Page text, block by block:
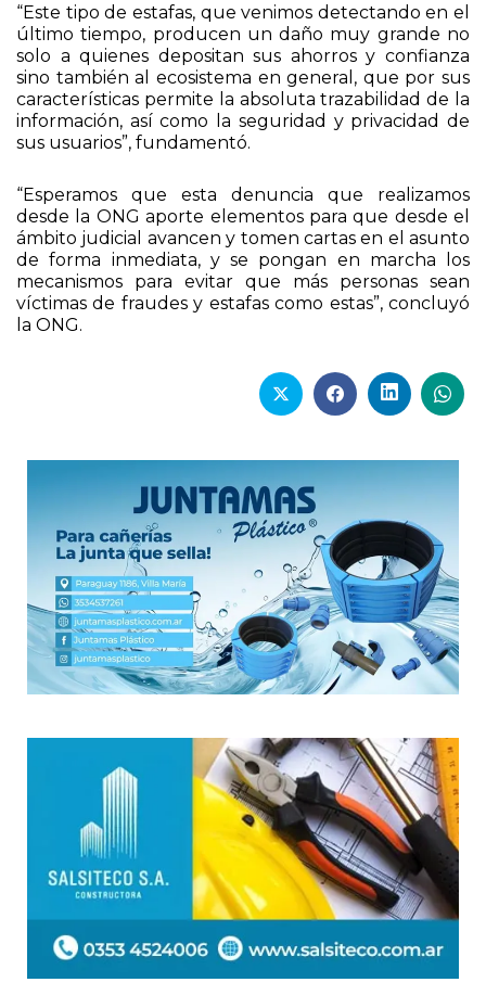
“Este tipo de estafas, que venimos detectando en el
último tiempo, producen un daño muy grande no
solo a quienes depositan sus ahorros y confianza
sino también al ecosistema en general, que por sus
características permite la absoluta trazabilidad de la
información, así como la seguridad y privacidad de
sus usuarios”, fundamentó.
“Esperamos que esta denuncia que realizamos
desde la ONG aporte elementos para que desde el
ámbito judicial avancen y tomen cartas en el asunto
de forma inmediata, y se pongan en marcha los
mecanismos para evitar que más personas sean
víctimas de fraudes y estafas como estas”, concluyó
la ONG.